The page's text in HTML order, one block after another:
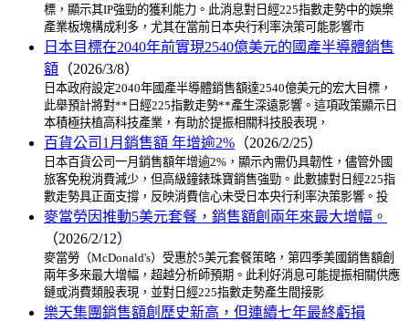
標，顯示其IP強勁的獲利能力。此消息對日經225指數走勢中的娛樂
產業板塊構成利多，尤其在當前日本央行利率決策可能影響市
日本目標在2040年前實現2540億美元的國產半導體銷售
額 （2026/3/8）
日本政府設定2040年國產半導體銷售額達2540億美元的宏大目標，
此舉預計將對**日經225指數走勢**產生深遠影響。這項政策顯示日
本積極扶植高科技產業，有助於提振相關科技股表現，
百貨公司1月銷售額 年增逾2% （2026/2/25）
日本百貨公司一月銷售額年增逾2%，顯示內需仍具韌性，儘管外國
旅客免稅消費減少，但高級鐘錶珠寶銷售強勁。此數據對日經225指
數走勢具正面支撐，反映消費信心未受日本央行利率決策影響。投
麥當勞因推動5美元套餐，銷售額創兩年來最大增幅。
（2026/2/12）
麥當勞（McDonald's）受惠於5美元套餐策略，第四季美國銷售額創
兩年多來最大增幅，超越分析師預期。此利好消息可能提振相關供應
鏈或消費類股表現，並對日經225指數走勢產生間接影
樂天集團銷售額創歷史新高，但連續七年最終虧損